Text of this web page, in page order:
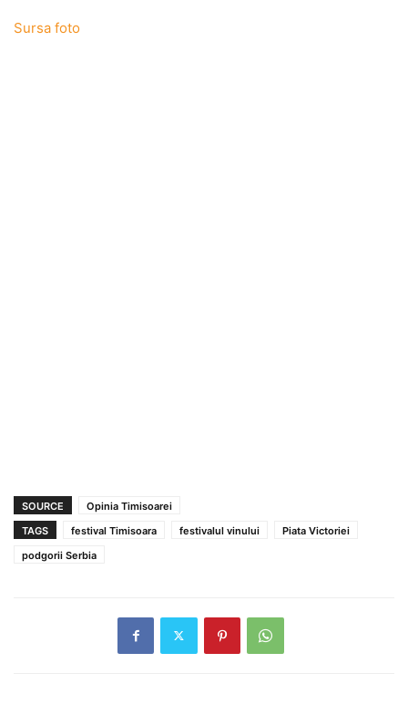
Sursa foto
SOURCE
Opinia Timisoarei
TAGS
festival Timisoara festivalul vinului
Piata Victoriei
podgorii Serbia